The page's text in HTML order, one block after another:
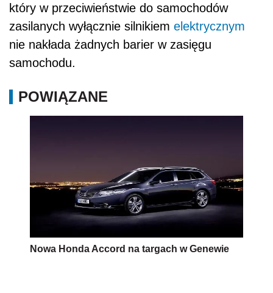
który w przeciwieństwie do samochodów
zasilanych wyłącznie silnikiem elektrycznym
nie nakłada żadnych barier w zasięgu
samochodu.
POWIĄZANE
Nowa Honda Accord na targach w Genewie